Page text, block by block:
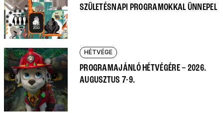
SZÜLETÉSNAPI PROGRAMOKKAL ÜNNEPEL
HÉTVÉGE
PROGRAMAJÁNLÓ HÉTVÉGÉRE – 2026.
AUGUSZTUS 7-9.